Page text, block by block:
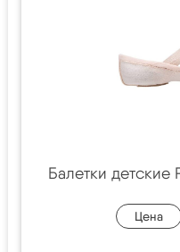
Балетки детские
Цена